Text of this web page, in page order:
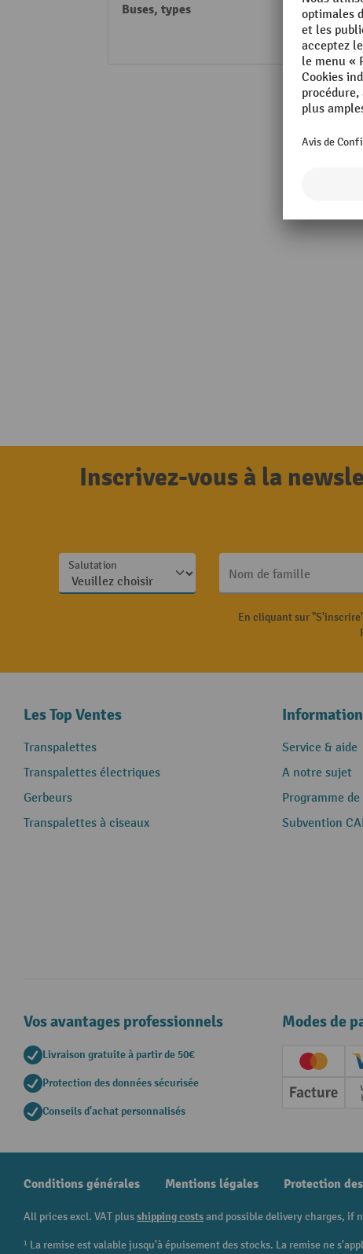
Buses, types
Suceur
Suceur
Suceur
Inscrivez-vous à la
Salutation
Nom de famille
En cliquant sur
Les Top Ventes
Transpalettes
Transpalettes électriques
Gerbeurs
Transpalettes à ciseaux
Service & aide
A notre sujet
Programme
Subvention
Vos avantages professionnels
Livraison gratuite à partir de 50€
Protection des données sécurisée
Conseils d'achat personnalisés
Modes de
Facture
Conditions générales Mentions légales Protection
All prices excl. VAT plusshipping costsand possible delivery charges, if
¹ La remise est valable jusqu'à épuisement des stocks. La remise ne